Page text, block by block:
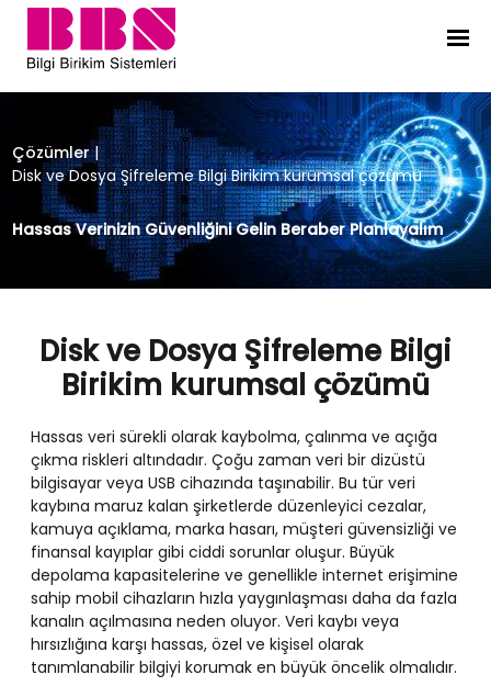
Disk ve Dosya Şifreleme Bilgi
Çözümler |
Disk ve Dosya Şifreleme Bilgi Birikim kurumsal çözümü
Hassas Verinizin Güvenliğini Gelin Beraber Planlayalım
Disk ve Dosya Şifreleme Bilgi
Birikim kurumsal çözümü
Hassas veri sürekli olarak kaybolma, çalınma ve açığa
çıkma riskleri altındadır. Çoğu zaman veri bir dizüstü
bilgisayar veya USB cihazında taşınabilir. Bu tür veri
kaybına maruz kalan şirketlerde düzenleyici cezalar,
kamuya açıklama, marka hasarı, müşteri güvensizliği ve
finansal kayıplar gibi ciddi sorunlar oluşur. Büyük
depolama kapasitelerine ve genellikle internet erişimine
sahip mobil cihazların hızla yaygınlaşması daha da fazla
kanalın açılmasına neden oluyor. Veri kaybı veya
hırsızlığına karşı hassas, özel ve kişisel olarak
tanımlanabilir bilgiyi korumak en büyük öncelik olmalıdır.